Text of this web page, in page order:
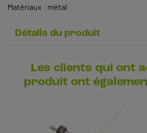
Matériaux : métal
Détails du produit
Les clients qui ont
produit ont